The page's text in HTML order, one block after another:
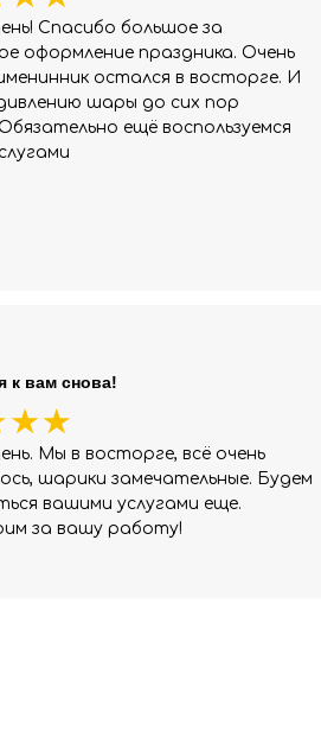
Мы в восторге, всё очень
шарики замечательные. Будем
вашими услугами еще.
за вашу работу!
к вам снова!
Спасибо большое за
оформление праздника. Очень
остался в восторге. И
шары до сих пор
ещё воспользуемся